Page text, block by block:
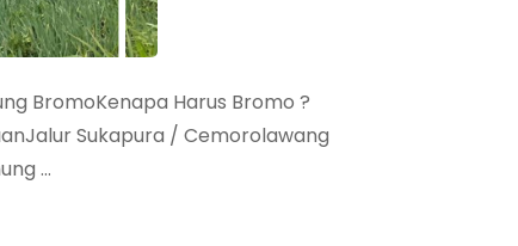
BromoKenapa Harus Bromo ?
Sukapura / Cemorolawang
…